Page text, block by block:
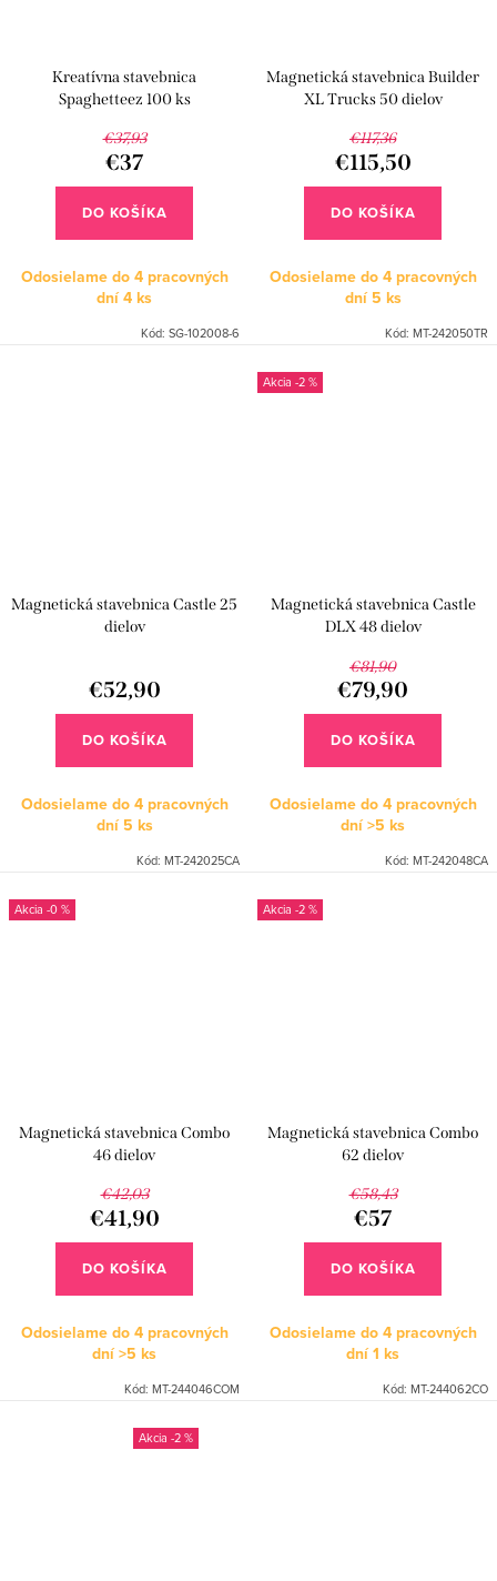
Kreatívna stavebnica
Spaghetteez 100 ks
€37,93
€37
DO KOŠÍKA
Odosielame do 4 pracovných
dní4 ks
Kód: SG-102008-6
Magnetická stavebnica Builder
XL Trucks 50 dielov
€117,36
€115,50
DO KOŠÍKA
Odosielame do 4 pracovných
dní5 ks
Kód: MT-242050TR
Magnetická stavebnica Castle 25
dielov
€52,90
DO KOŠÍKA
Odosielame do 4 pracovných
dní5 ks
Kód: MT-242025CA
-2 %
Magnetická stavebnica Castle
DLX 48 dielov
€81,90
€79,90
DO KOŠÍKA
Odosielame do 4 pracovných
dní>5 ks
Kód: MT-242048CA
-0 %
Magnetická stavebnica Combo
46 dielov
€42,03
€41,90
DO KOŠÍKA
Odosielame do 4 pracovných
dní>5 ks
Kód: MT-244046COM
-2 %
Magnetická stavebnica Combo
62 dielov
€58,43
€57
DO KOŠÍKA
Odosielame do 4 pracovných
dní1 ks
Kód: MT-244062CO
-2 %